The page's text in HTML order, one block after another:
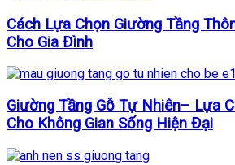
Cách Lựa Chọn Giường Tầng
Cho Gia Đình
Giường Tầng Gỗ Tự Nhiên– Lựa
Cho Không Gian Sống Hiện Đại